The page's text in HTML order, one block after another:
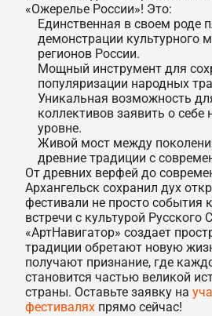
«Ожерелье России»! Это:
Единственная в своем роде
демонстрации культурного
регионов России.
Мощный инструмент для
популяризации народных
Уникальная возможность
коллективов заявить о
уровне.
Живой мост между
древние традиции с
От древних верфей до
Архангельск сохранил дух
фестивали не просто события
встречи с культурой
«АртНавигатор» создает
традиции обретают новую
получают признание, где
становится частью великой
страны. Оставьте заявку на
фестивалях прямо сейчас!